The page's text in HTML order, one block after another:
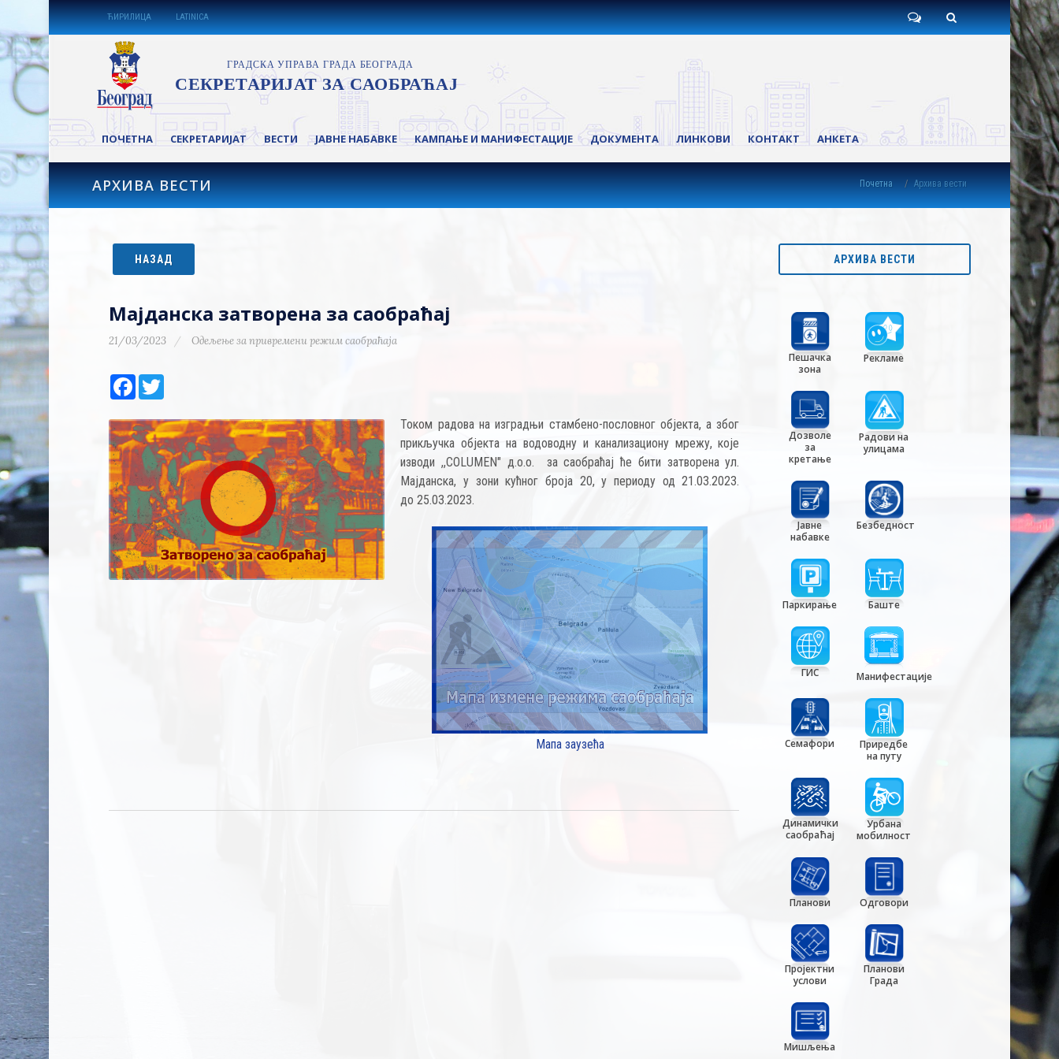
ЋИРИЛИЦА LATINICA
ПОЧЕТНА СЕКРЕТАРИЈАТ ВЕСТИ ЈАВНЕ НАБАВКЕ КАМПАЊЕ И МАНИФЕСТАЦИЈЕ ДОКУМЕНТА ЛИНКОВИ КОНТАКТ АНКЕТА
АРХИВА ВЕСТИ Почетна Архива вести
НАЗАД
Мајданска затворена за саобраћај
21/03/2023 Одељење за привремени режим саобраћаја
Facebook
Током радова на изградњи стамбено-пословног објекта, а због
прикључка објекта на водоводну и канализациону мрежу, које
изводи ,,COLUMEN" д.о.о. за саобраћај ће бити затворена ул.
Мајданска, у зони кућног броја 20, у периоду од 21.03.2023.
до 25.03.2023.
Мапа заузећа
АРХИВА ВЕСТИ
Пешачка
зона
Рекламе
Дозволе
за
кретање
Радови на
улицама
Јавне
набавке
Безбедност
Паркирање Баште
ГИС Манифестације
Семафори
Приредбе
на путу
Динамички
саобраћај
Урбана
мобилност
Планови Одговори
Пројектни
услови
Планови
Града
Мишљења